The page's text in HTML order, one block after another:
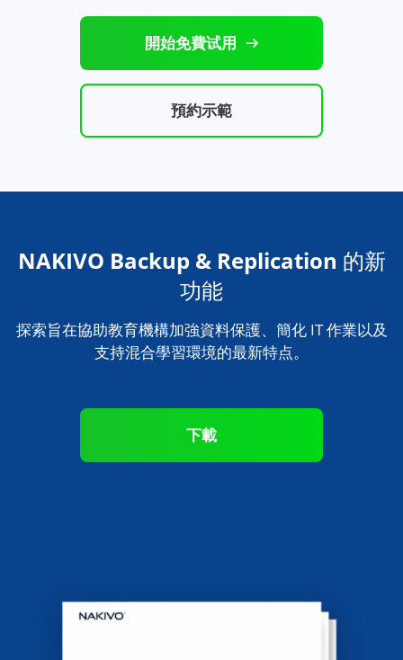
開始免費试用
預約示範
NAKIVO Backup & Replication 的新
功能
探索旨在協助教育機構加強資料保護、簡化 IT 作業以及
支持混合學習環境的最新特点。
下載